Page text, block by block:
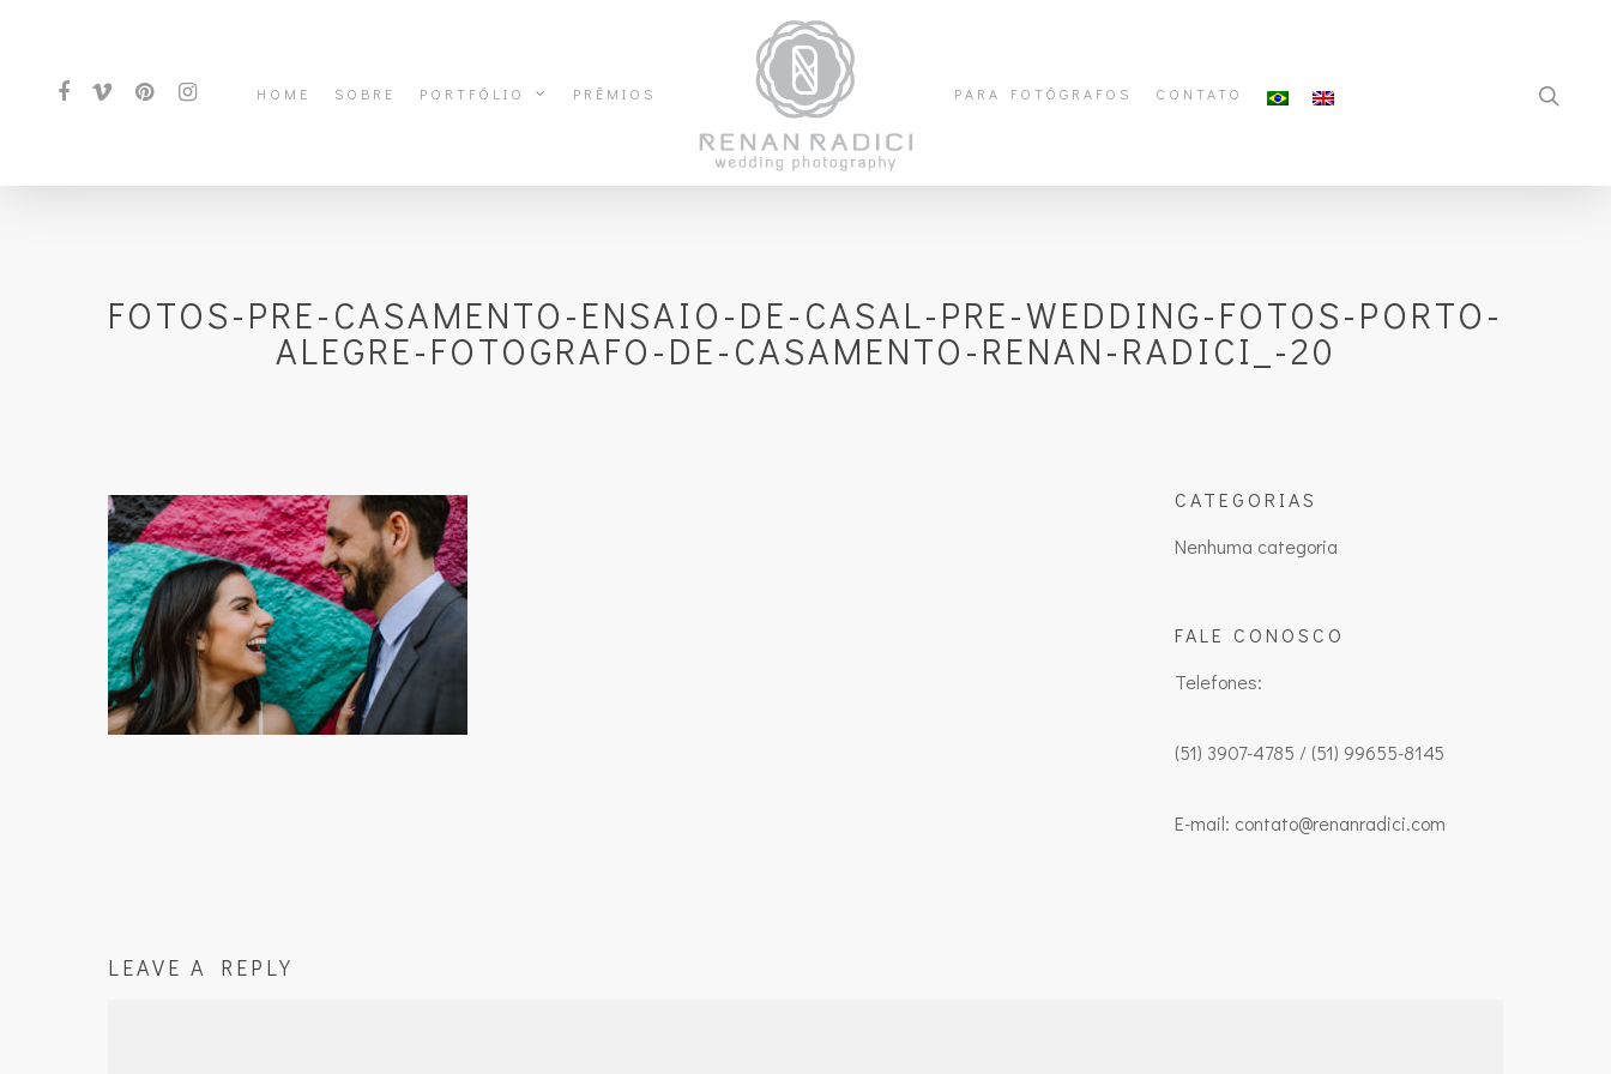
HOME SOBRE PORTFÓLIO PRÊMIOS PARA FOTÓGRAFOS CONTATO
FOTOS-PRE-CASAMENTO-ENSAIO-DE-CASAL-PRE-WEDDING-FOTOS-PORTO-
ALEGRE-FOTOGRAFO-DE-CASAMENTO-RENAN-RADICI_-20
CATEGORIAS
Nenhuma categoria
FALE CONOSCO
Telefones:
(51) 3907-4785 / (51) 99655-8145
E-mail: contato@renanradici.com
LEAVE A REPLY